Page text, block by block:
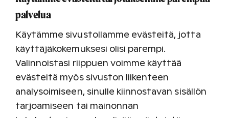
Ravintolat Holiday Club
palvelua
Käytämme sivustollamme evästeitä, jotta
käyttäjäkokemuksesi olisi parempi.
Valinnoistasi riippuen voimme käyttää
evästeitä myös sivuston liikenteen
analysoimiseen, sinulle kiinnostavan sisällön
tarjoamiseen tai mainonnan